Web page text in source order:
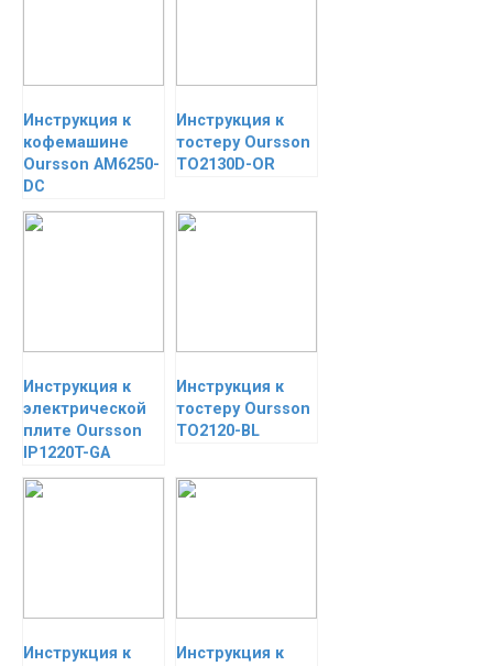
Инструкция к
кофемашине
Oursson AM6250-
DC
Инструкция к
тостеру Oursson
TO2130D-OR
Инструкция к
электрической
плите Oursson
IP1220T-GA
Инструкция к
тостеру Oursson
TO2120-BL
Инструкция к Инструкция к